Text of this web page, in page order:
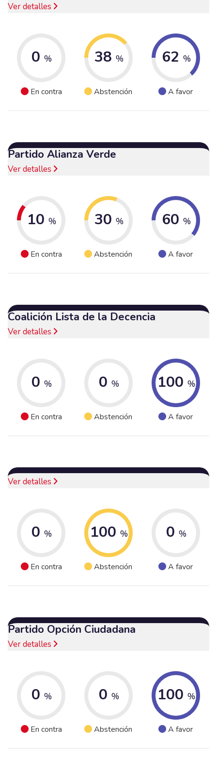
Ver detalles
0 %
En contra
38 %
Abstención
62 %
A favor
Partido Alianza Verde
Ver detalles
10 %
En contra
30 %
Abstención
60 %
A favor
Coalición Lista de la Decencia
Ver detalles
0 %
En contra
0 %
Abstención
100 %
A favor
Ver detalles
0 %
En contra
100 %
Abstención
0 %
A favor
Partido Opción Ciudadana
Ver detalles
0 %
En contra
0 %
Abstención
100 %
A favor